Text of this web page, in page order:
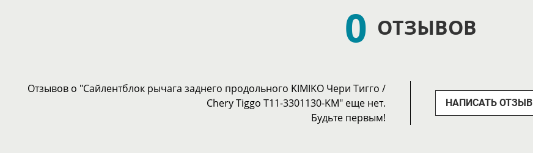
0 ОТЗЫВОВ
Отзывов о "Сайлентблок рычага заднего продольного KIMIKO Чери Тигго /
Chery Tiggo T11-3301130-KM" еще нет.
Будьте первым!
НАПИСАТЬ ОТЗЫВ